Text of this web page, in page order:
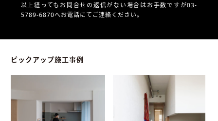
以上経ってもお問合せの返信がない場合はお手数ですが03-
5789-6870へお電話にてご連絡ください。
ピックアップ施工事例